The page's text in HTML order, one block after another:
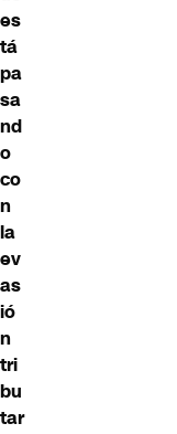
es
tá
pa
sa
nd
o
co
n
la
ev
as
ió
n
tri
bu
tar